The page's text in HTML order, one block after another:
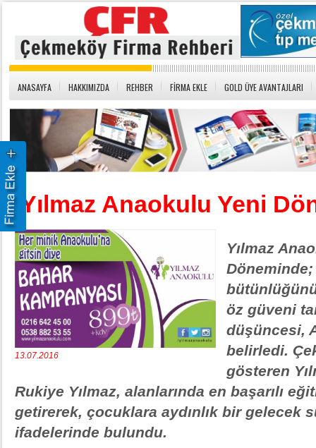
ANASAYFA HAKKIMIZDA REHBER FİRMA EKLE GOLD ÜYE AVANTAJLARI
Yılmaz Anaokulu Yeni
13.07.2016
Yılmaz
öz güveni
düşüncesi,
belirledi.
gösteren
Rukiye Yılmaz, alanlarında en başarılı
getirerek, çocuklara aydınlık bir gelecek
ifadelerinde bulundu.